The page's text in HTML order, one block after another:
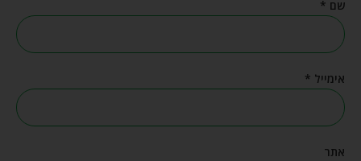
שם*
אימייל*
אתר